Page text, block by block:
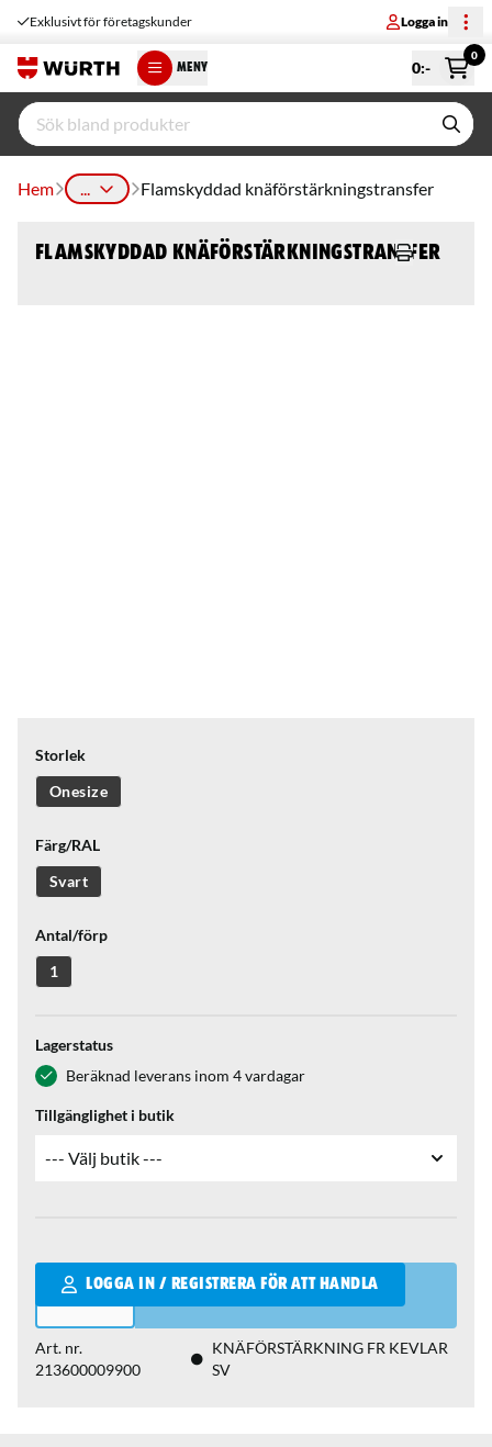
Exklusivt för företagskunder Logga in
MENY 0:-
0
Hem ... Flamskyddad knäförstärkningstransfer
Flamskyddad knäförstärkningstransfer
Storlek
Onesize
Färg/RAL
Svart
Antal/förp
1
Lagerstatus
Beräknad leverans inom 4 vardagar
Tillgänglighet i butik
LOGGA IN / REGISTRERA FÖR ATT HANDLA
Qantity
Art. nr.
213600009900
KNÄFÖRSTÄRKNING FR KEVLAR
SV